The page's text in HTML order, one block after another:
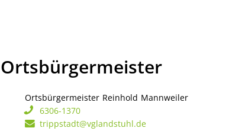
Ortsbürgermeister Reinhold Mannweiler
6306-1370
trippstadt@vglandstuhl.de